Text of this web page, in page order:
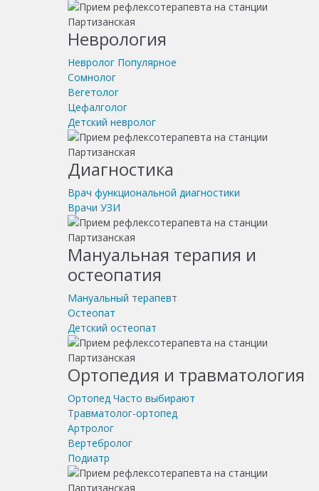
Неврология
Невролог Популярное
Сомнолог
Вегетолог
Цефалголог
Детский невролог
Диагностика
Врач функциональной диагностики
Врачи УЗИ
Мануальная терапия и
остеопатия
Мануальный терапевт
Остеопат
Детский остеопат
Ортопедия и травматология
Ортопед Часто выбирают
Травматолог-ортопед
Артролог
Вертебролог
Подиатр